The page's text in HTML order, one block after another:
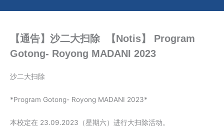
【通告】沙二大扫除 【Notis】 Program
Gotong- Royong MADANI 2023
沙二大扫除
*Program Gotong- Royong MADANI 2023*
本校定在 23.09.2023（星期六）进行大扫除活动。